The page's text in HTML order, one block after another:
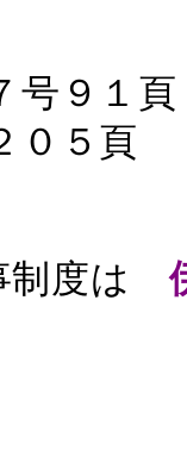
号９１
０５頁
制度は